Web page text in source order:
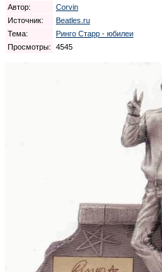
Автор:
Corvin
Источник:
Beatles.ru
Тема:
Ринго Старр - юбилеи
Просмотры:
4545